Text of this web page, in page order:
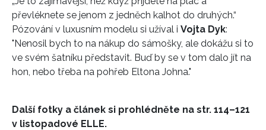
převléknete se jenom z jedněch kalhot do druhých.“
Pózování v luxusním modelu si užíval i Vojta Dyk:
"Nenosil bych to na nákup do sámošky, ale dokážu si to
ve svém šatníku představit. Buď by se v tom dalo jít na
hon, nebo třeba na pohřeb Eltona Johna."
Další fotky a článek si prohlédněte na str. 114–121
v listopadové ELLE.